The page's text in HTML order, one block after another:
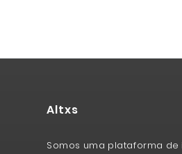
Altxs
Somos uma plataforma